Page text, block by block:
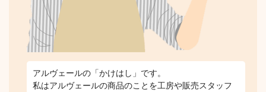
アルヴェールの「かけはし」です。
私はアルヴェールの商品のことを工房や販売スタッフ